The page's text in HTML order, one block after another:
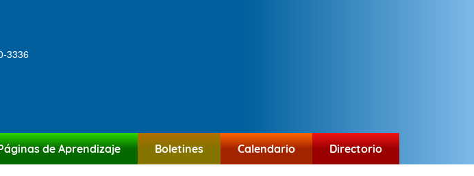
3336
de Aprendizaje Boletines Calendario Directorio